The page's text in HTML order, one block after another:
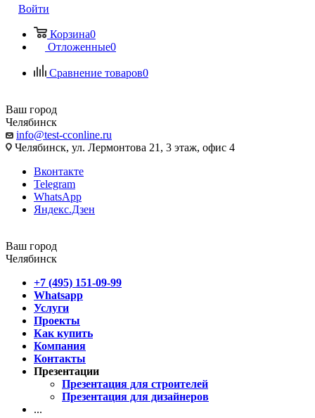
Войти
Корзина0
Отложенные0
Сравнение товаров0
Ваш город
Челябинск
info@test-cconline.ru
Челябинск, ул. Лермонтова 21, 3 этаж, офис 4
Вконтакте
Telegram
WhatsApp
Яндекс.Дзен
Ваш город
Челябинск
+7 (495) 151-09-99
Whatsapp
Услуги
Проекты
Как купить
Компания
Контакты
Презентации
Презентация для строителей
Презентация для дизайнеров
...